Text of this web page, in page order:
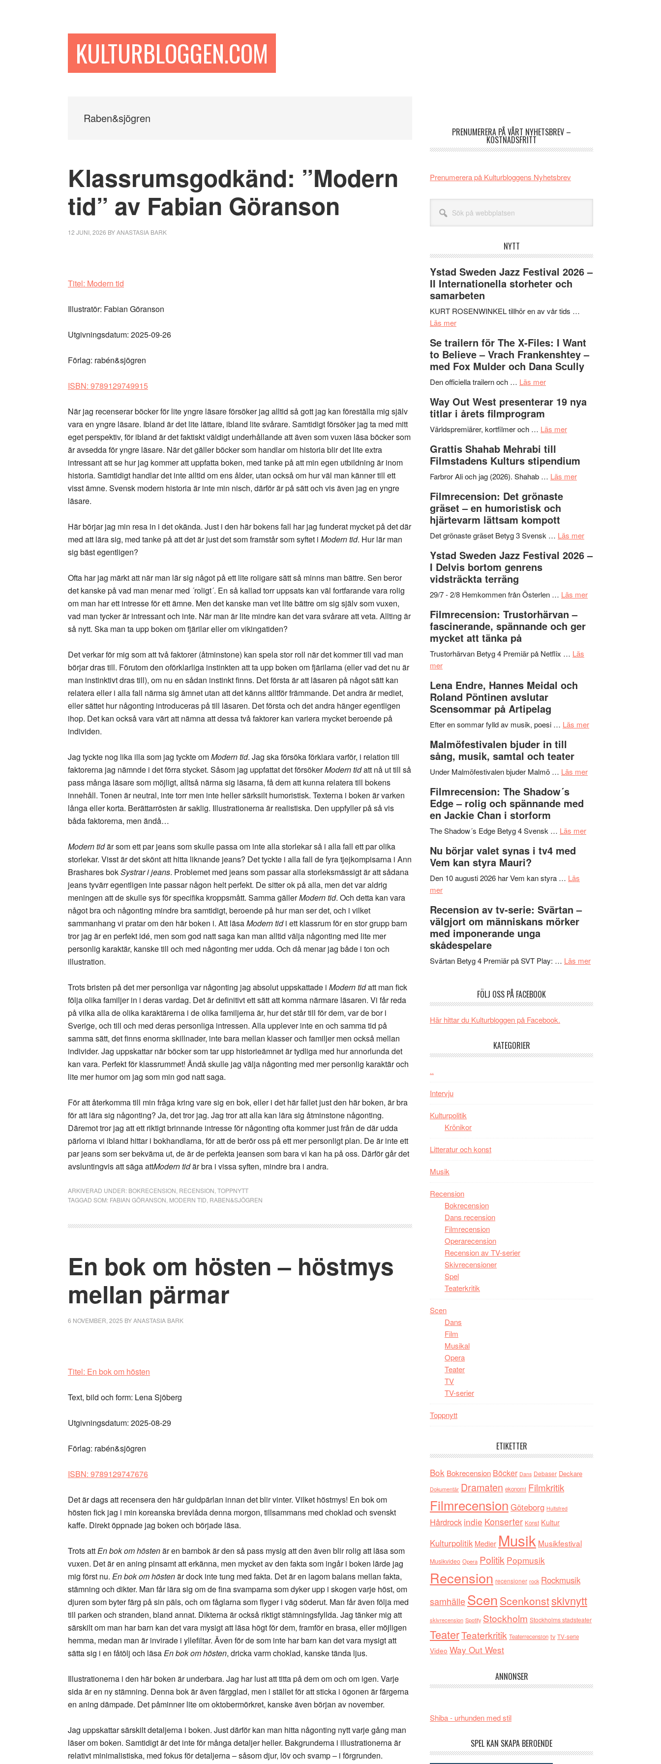
KULTURBLOGGEN.COM
Raben&sjögren
Klassrumsgodkänd: ”Modern
tid” av Fabian Göranson
12 JUNI, 2026 BYANASTASIA BARK
Titel: Modern tid
Illustratör: Fabian Göranson
Utgivningsdatum: 2025-09-26
Förlag: rabén&sjögren
ISBN: 9789129749915
När jag recenserar böcker för lite yngre läsare försöker jag alltid så gott jag kan föreställa mig själv
vara en yngre läsare. Ibland är det lite lättare, ibland lite svårare. Samtidigt försöker jag ta med mitt
eget perspektiv, för ibland är det faktiskt väldigt underhållande att även som vuxen läsa böcker som
är avsedda för yngre läsare. När det gäller böcker som handlar om historia blir det lite extra
intressant att se hur jag kommer att uppfatta boken, med tanke på att min egen utbildning är inom
historia. Samtidigt handlar det inte alltid om ens ålder, utan också om hur väl man känner till ett
visst ämne. Svensk modern historia är inte min nisch, därför är på sätt och vis även jag en yngre
läsare.
Här börjar jag min resa in i det okända. Just i den här bokens fall har jag funderat mycket på det där
med att lära sig, med tanke på att det är just det som framstår som syftet i Modern tid. Hur lär man
sig bäst egentligen?
Ofta har jag märkt att när man lär sig något på ett lite roligare sätt så minns man bättre. Sen beror
det kanske på vad man menar med ´roligt´. En så kallad torr uppsats kan väl fortfarande vara rolig
om man har ett intresse för ett ämne. Men det kanske man vet lite bättre om sig själv som vuxen,
vad man tycker är intressant och inte. När man är lite mindre kan det vara svårare att veta. Allting är
så nytt. Ska man ta upp boken om fjärilar eller om vikingatiden?
Det verkar för mig som att två faktorer (åtminstone) kan spela stor roll när det kommer till vad man
börjar dras till. Förutom den oförklarliga instinkten att ta upp boken om fjärilarna (eller vad det nu är
man instinktivt dras till), om nu en sådan instinkt finns. Det första är att läsaren på något sätt kan
relatera eller i alla fall närma sig ämnet utan att det känns alltför främmande. Det andra är mediet,
eller sättet hur någonting introduceras på till läsaren. Det första och det andra hänger egentligen
ihop. Det kan också vara värt att nämna att dessa två faktorer kan variera mycket beroende på
individen.
Jag tyckte nog lika illa som jag tyckte omModern tid. Jag ska försöka förklara varför, i relation till
faktorerna jag nämnde i det förra stycket. Såsom jag uppfattat det försökerModern tidatt nå ut till så
pass många läsare som möjligt, alltså närma sig läsarna, få dem att kunna relatera till bokens
innehåll. Tonen är neutral, inte torr men inte heller särksilt humoristisk. Texterna i boken är varken
långa eller korta. Berättarrösten är saklig. Illustrationerna är realistiska. Den uppfyller på så vis
båda faktorerna, men ändå…
Modern tidärsom ett par jeans som skulle passa om inte alla storlekar så i alla fall ett par olika
storlekar. Visst är det skönt att hitta liknande jeans? Det tyckte i alla fall de fyra tjejkompisarna i Ann
Brashares bokSystrar i jeans. Problemet med jeans som passar alla storleksmässigt är att sådana
jeans tyvärr egentligen inte passar någon helt perfekt. De sitter ok på alla, men det var aldrig
meningen att de skulle sys för specifika kroppsmått. Samma gällerModern tid. Och detta kan vara
något bra och någonting mindre bra samtidigt, beroende på hur man ser det, och i vilket
sammanhang vi pratar om den här boken i. Att läsaModern tidi ett klassrum för en stor grupp barn
tror jag är en perfekt idé, men som god natt saga kan man alltid välja någonting med lite mer
personlig karaktär, kanske till och med någonting mer udda. Och då menar jag både i ton och
illustration.
Trots bristen på det mer personliga var någonting jag absolut uppskattade i Modern tidatt man fick
följa olika familjer in i deras vardag. Det är definitivt ett sätt att komma närmare läsaren. Vi får reda
på vilka alla de olika karaktärerna i de olika familjerna är, hur det står till för dem, var de bor i
Sverige, och till och med deras personliga intressen. Alla upplever inte en och samma tid på
samma sätt, det finns enorma skillnader, inte bara mellan klasser och familjer men också mellan
individer. Jag uppskattar när böcker som tar upp historieämnet är tydliga med hur annorlunda det
kan vara. Perfekt för klassrummet! Ändå skulle jag välja någonting med mer personlig karaktär och
lite mer humor om jag som min god natt saga.
För att återkomma till min fråga kring vare sig en bok, eller i det här fallet just den här boken, är bra
för att lära sig någonting? Ja, det tror jag. Jag tror att alla kan lära sig åtminstone någonting.
Däremot tror jag att ett riktigt brinnande intresse för någonting ofta kommer just från de där udda
pärlorna vi ibland hittar i bokhandlarna, för att de berör oss på ett mer personligt plan. De är inte ett
par jeans som ser bekväma ut, de är de perfekta jeansen som bara vi kan ha på oss. Därför går det
avsluntingvis att säga attModern tidär bra i vissa syften, mindre bra i andra.
ARKIVERAD UNDER: BOKRECENSION RECENSION TOPPNYTT
TAGGAD SOM: FABIAN GÖRANSON MODERN TID RABEN&SJÖGREN
En bok om hösten – höstmys
mellan pärmar
6 NOVEMBER, 2025 BYANASTASIA BARK
Titel: En bok om hösten
Text, bild och form: Lena Sjöberg
Utgivningsdatum: 2025-08-29
Förlag: rabén&sjögren
ISBN: 9789129747676
Det är dags att recensera den här guldpärlan innan det blir vinter. Vilket höstmys! En bok om
hösten fick jag i min koreanska brevlåda denna morgon, tillsammans med choklad och svenskt
kaffe. Direkt öppnade jag boken och började läsa.
Trots attEn bok om höstenär en barnbok är den så pass mysig att den även blir rolig att läsa som
vuxen. Det är en aning pinsamt att erkänna, men mycket av den fakta som ingår i boken lärde jag
mig först nu. En bok om höstenär dock inte tung med fakta. Det är en lagom balans mellan fakta,
stämning och dikter. Man får lära sig om de fina svamparna som dyker upp i skogen varje höst, om
djuren som byter färg på sin päls, och om fåglarna som flyger i väg söderut. Man får även följa med
till parken och stranden, bland annat. Dikterna är också riktigt stämningsfyllda. Jag tänker mig att
särskilt om man har barn kan det vara mysigt att läsa högt för dem, framför en brasa, eller möjligen
hemma, medan man är invirade i yllefiltar. Även för de som inte har barn kan det vara mysigt att
sätta sig i en fåtölj och läsaEn bok om hösten, dricka varm choklad, kanske tända ljus.
Illustrationerna i den här boken är underbara. Jag har lust att titta på dem om och om igen. Varje
sida är en ny stämning. Denna bok är även färgglad, men i stället för att sticka i ögonen är färgerna
en aning dämpade. Det påminner lite om oktobermörkret, kanske även början av november.
Jag uppskattar särskilt detaljerna i boken. Just därför kan man hitta någonting nytt varje gång man
läser om boken. Samtidigt är det inte för många detaljer heller. Bakgrunderna i illustrationerna är
relativt minimalistiska, med fokus för detaljerna – såsom djur, löv och svamp – i förgrunden.
PRENUMERERA PÅ VÅRT NYHETSBREV –
KOSTNADSFRITT
Prenumerera på Kulturbloggens Nyhetsbrev
webbplatsen
NYTT
Ystad Sweden Jazz Festival 2026 –
II Internationella storheter och
samarbeten
KURT ROSENWINKEL tillhör en av vår tids …
Läs merom
Sweden
Jazz
Festival
2026
II
Internationella
storheter
samarbeten
Se trailern för The X-Files: I Want
to Believe – Vrach Frankenshtey –
med Fox Mulder och Dana Scully
Den officiella trailern och … Läs merom
trailern
The
Files:
I
Want
Believe
–
Vrach
Frankenshtey
med
och
Scully
Way Out West presenterar 19 nya
titlar i årets filmprogram
Världspremiärer, kortfilmer och … Läs merom
West
presenterar
årets
Grattis Shahab Mehrabi till
Filmstadens Kulturs stipendium
Farbror Ali och jag (2026). Shahab … Läs merom
Filmstadens
stipendium
Filmrecension: Det grönaste
gräset – en humoristisk och
hjärtevarm lättsam kompott
Det grönaste gräset Betyg 3 Svensk … Läs merom
Det
–
och
Ystad Sweden Jazz Festival 2026 –
I Delvis bortom genrens
vidsträckta terräng
29/7 - 2/8 Hemkommen från Österlen … Läs merom
vidsträckta
Filmrecension: Trustorhärvan –
fascinerande, spännande och ger
mycket att tänka på
Trustorhärvan Betyg 4 Premiär på Netflix … Läs
merom
Trustorhärvan
–
fascinerande,
spännande
ger
mycket
att
på
Lena Endre, Hannes Meidal och
Roland Pöntinen avslutar
Scensommar på Artipelag
Efter en sommar fylld av musik, poesi … Läs merom
Malmöfestivalen bjuder in till
sång, musik, samtal och teater
Under Malmöfestivalen bjuder Malmö … Läs merom
Filmrecension: The Shadow´s
Edge – rolig och spännande med
en Jackie Chan i storform
The Shadow´s Edge Betyg 4 Svensk … Läs merom
en
storform
Nu börjar valet synas i tv4 med
Vem kan styra Mauri?
Den 10 augusti 2026 har Vem kan styra … Läs
merom
börjar
valet
synas
i
tv4
styra
Mauri?
Recension av tv-serie: Svärtan –
välgjort om människans mörker
med imponerande unga
skådespelare
Svärtan Betyg 4 Premiär på SVT Play: … Läs merom
serie:
om
FÖLJ OSS PÅ FACEBOOK
Här hittar du Kulturbloggen på Facebook.
KATEGORIER
..
Intervju
Kulturpolitik
Krönikor
Litteratur och konst
Musik
Recension
Bokrecension
Dans recension
Filmrecension
Operarecension
Recension av TV-serier
Skivrecensioner
Spel
Teaterkritik
Scen
Dans
Film
Musikal
Opera
Teater
TV
TV-serier
Toppnytt
ETIKETTER
Bok Bokrecension Böcker Dans Debaser Deckare
Dokumentär Dramaten ekonomi Filmkritik
Filmrecension Göteborg Hultsfred
Hårdrock indie Konserter Konst Kultur
Kulturpolitik Medier Musik Musikfestival
Musikvideo Opera Politik Popmusik
Recension recensioner rock Rockmusik
samhälleScen Scenkonstskivnytt
skivrecension Spotify Stockholm Stockholms stadsteater
TeaterTeaterkritik Teaterrecension tv TV-serie
Video Way Out West
ANNONSER
Shiba - urhunden med stil
SPEL KAN SKAPA BEROENDE